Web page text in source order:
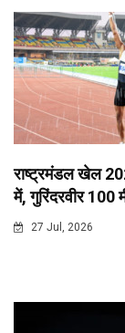
राष्ट्रमंडल खेल
में, गुरिंदरवीर 100
27 Jul, 2026